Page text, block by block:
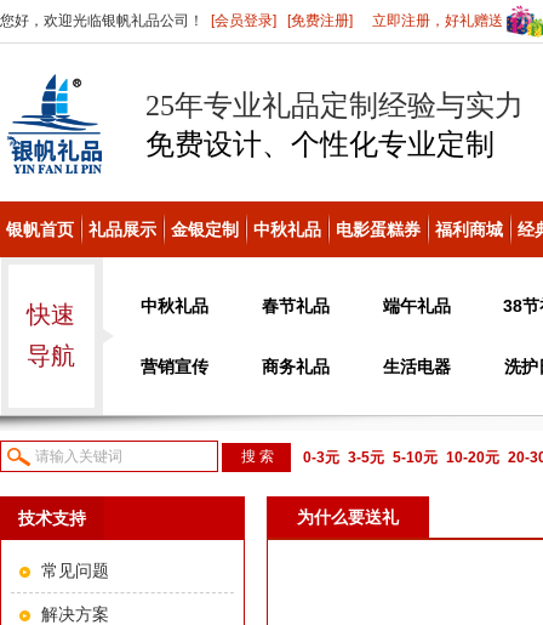
您好，欢迎光临银帆礼品公司！ [会员登录] [免费注册] 立即注册，好礼赠送
25年专业礼品定制经验与实力
免费设计、个性化专业定制
银帆首页 礼品展示 金银定制 中秋礼品 电影蛋糕券 福利商城 经
快速
导航
中秋礼品 春节礼品 端午礼品 38节
营销宣传 商务礼品 生活电器 洗护
0-3元 3-5元 5-10元 10-20元 20-
议或电话咨询
技术支持
常见问题
解决方案
为什么要送礼